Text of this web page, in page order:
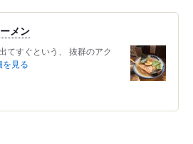
メン
すぐという、 抜群のアク
を見る